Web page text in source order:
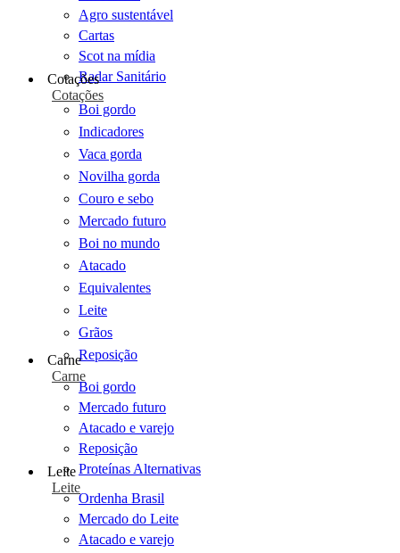
Agro sustentável
Cartas
Scot na mídia
Radar Sanitário
Cotações
Cotações
Boi gordo
Indicadores
Vaca gorda
Novilha gorda
Couro e sebo
Mercado futuro
Boi no mundo
Atacado
Equivalentes
Leite
Grãos
Reposição
Carne
Carne
Boi gordo
Mercado futuro
Atacado e varejo
Reposição
Proteínas Alternativas
Leite
Leite
Ordenha Brasil
Mercado do Leite
Atacado e varejo